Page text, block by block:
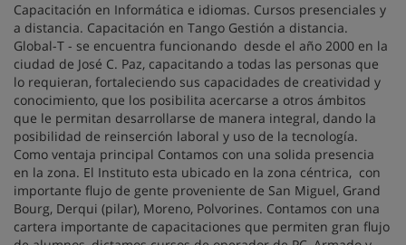
Capacitación en Informática e idiomas. Cursos presenciales y
a distancia. Capacitación en Tango Gestión a distancia.
Global-T - se encuentra funcionando desde el año 2000 en la
ciudad de José C. Paz, capacitando a todas las personas que
lo requieran, fortaleciendo sus capacidades de creatividad y
conocimiento, que los posibilita acercarse a otros ámbitos
que le permitan desarrollarse de manera integral, dando la
posibilidad de reinserción laboral y uso de la tecnología.
Como ventaja principal Contamos con una solida presencia
en la zona. El Instituto esta ubicado en la zona céntrica, con
importante flujo de gente proveniente de San Miguel, Grand
Bourg, Derqui (pilar), Moreno, Polvorines. Contamos con una
cartera importante de capacitaciones que permiten gran flujo